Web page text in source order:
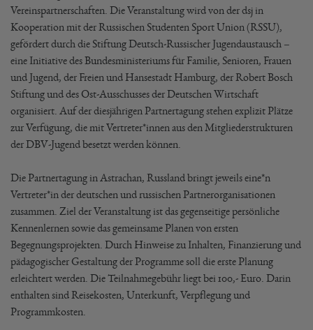
Vereinspartnerschaften. Die Veranstaltung wird von der dsj in
Kooperation mit der Russischen Studenten Sport Union (RSSU),
gefördert durch die Stiftung Deutsch-Russischer Jugendaustausch –
eine Initiative des Bundesministeriums für Familie, Senioren, Frauen
und Jugend, der Freien und Hansestadt Hamburg, der Robert Bosch
Stiftung und des Ost-Ausschusses der Deutschen Wirtschaft
organisiert. Auf der diesjährigen Partnertagung stehen explizit Plätze
zur Verfügung, die mit Vertreter*innen aus den Mitgliederstrukturen
der DBV-Jugend besetzt werden können.
Die Partnertagung in Astrachan, Russland bringt jeweils eine*n
Vertreter*in der deutschen und russischen Partnerorganisationen
zusammen. Ziel der Veranstaltung ist das gegenseitige persönliche
Kennenlernen sowie das gemeinsame Planen von ersten
Begegnungsprojekten. Durch Hinweise zu Inhalten, Finanzierung und
pädagogischer Gestaltung der Programme soll die erste Planung
erleichtert werden. Die Teilnahmegebühr liegt bei 100,- Euro. Darin
enthalten sind Reisekosten, Unterkunft, Verpflegung und
Programmkosten.